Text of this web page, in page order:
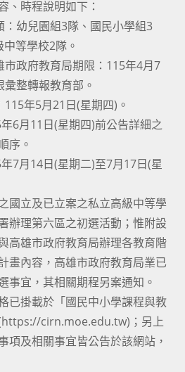
、時程說明如下：
：幼兒園組3隊、國民小學組3
等學校2隊。
市政府教育局期限：115年4月7
整轉報教育部。
年5月21日(星期四)。
6月11日(星期四)前公告詳細之
序。
7月14日(星期二)至7月17日(星
國立及已立案之私立高級中等學
辦理第六區之初選活動；惟附設
高雄市政府教育局辦理各教育階
畫內容，高雄市政府教育局業已
事宜，其相關期程另案通知。
已掛載於「國民中小學課程與教
cirn.moe.edu.tw)；另上
項及相關事宜皆公告於該網站，